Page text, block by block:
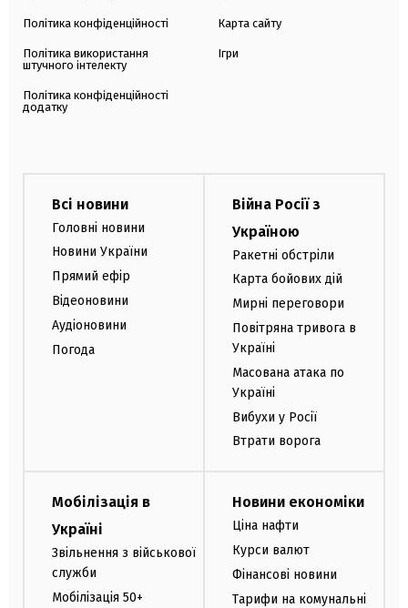
Політика конфіденційності
Політика використання
штучного інтелекту
Політика конфіденційності
додатку
Карта сайту
Ігри
Всі новини
Головні новини
Новини України
Прямий ефір
Відеоновини
Аудіоновини
Погода
Війна Росії з
Україною
Ракетні обстріли
Карта бойових дій
Мирні переговори
Повітряна тривога в
Україні
Масована атака по
Україні
Вибухи у Росії
Втрати ворога
Мобілізація в
Україні
Звільнення з військової
служби
Мобілізація 50+
Новини економіки
Ціна нафти
Курси валют
Фінансові новини
Тарифи на комунальні